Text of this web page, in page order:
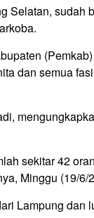
Selatan, sudah
dan semua
sekitar 42
Minggu (19/6/
Lampung dan